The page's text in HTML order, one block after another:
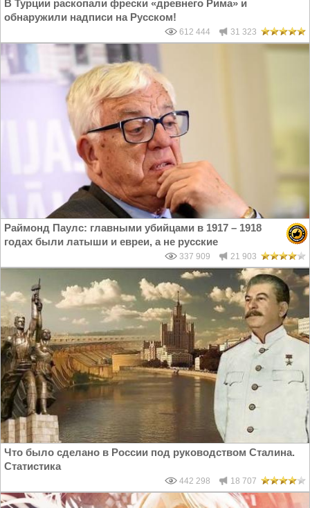
В Турции раскопали фрески «древнего Рима» и
обнаружили надписи на Русском!
612 444 31 323
Раймонд Паулс: главными убийцами в 1917 – 1918
годах были латыши и евреи, а не русские
337 909 21 903
Что было сделано в России под руководством Сталина.
Статистика
442 298 18 707